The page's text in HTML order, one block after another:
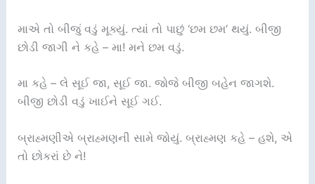
માએ તો બીજું વડું મૂક્યું. ત્યાં તો પાછું ‘છમ છમ’ થયું. બીજી
છોડી જાગી ને કહે – મા! મને છમ વડું.
મા કહે – લે સૂઈ જા, સૂઈ જા. જોજે બીજી બહેન જાગશે.
બીજી છોડી વડું ખાઈને સૂઈ ગઈ.
બ્રાહ્મણીએ બ્રાહ્મણની સામે જોયું. બ્રાહ્મણ કહે – હશે, એ
તો છોકરાં છે ને!